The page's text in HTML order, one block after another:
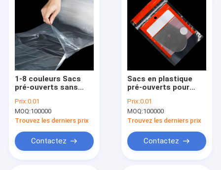
1-8 couleurs Sacs
pré-ouverts sans
pour différentes
tailles
Prix:0.01
MOQ:100000
Trouvez les derniers prix
Contactez
Sacs en plastique
pré-ouverts pour
stockage
Prix:0.01
MOQ:100000
Trouvez les derniers prix
Contactez